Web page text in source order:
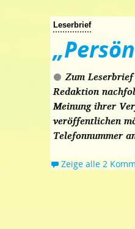
Leserbrief
Zum
Redaktion
Meinung ihrer
veröffentlichen
Telefonnummer
Zeige alle 2